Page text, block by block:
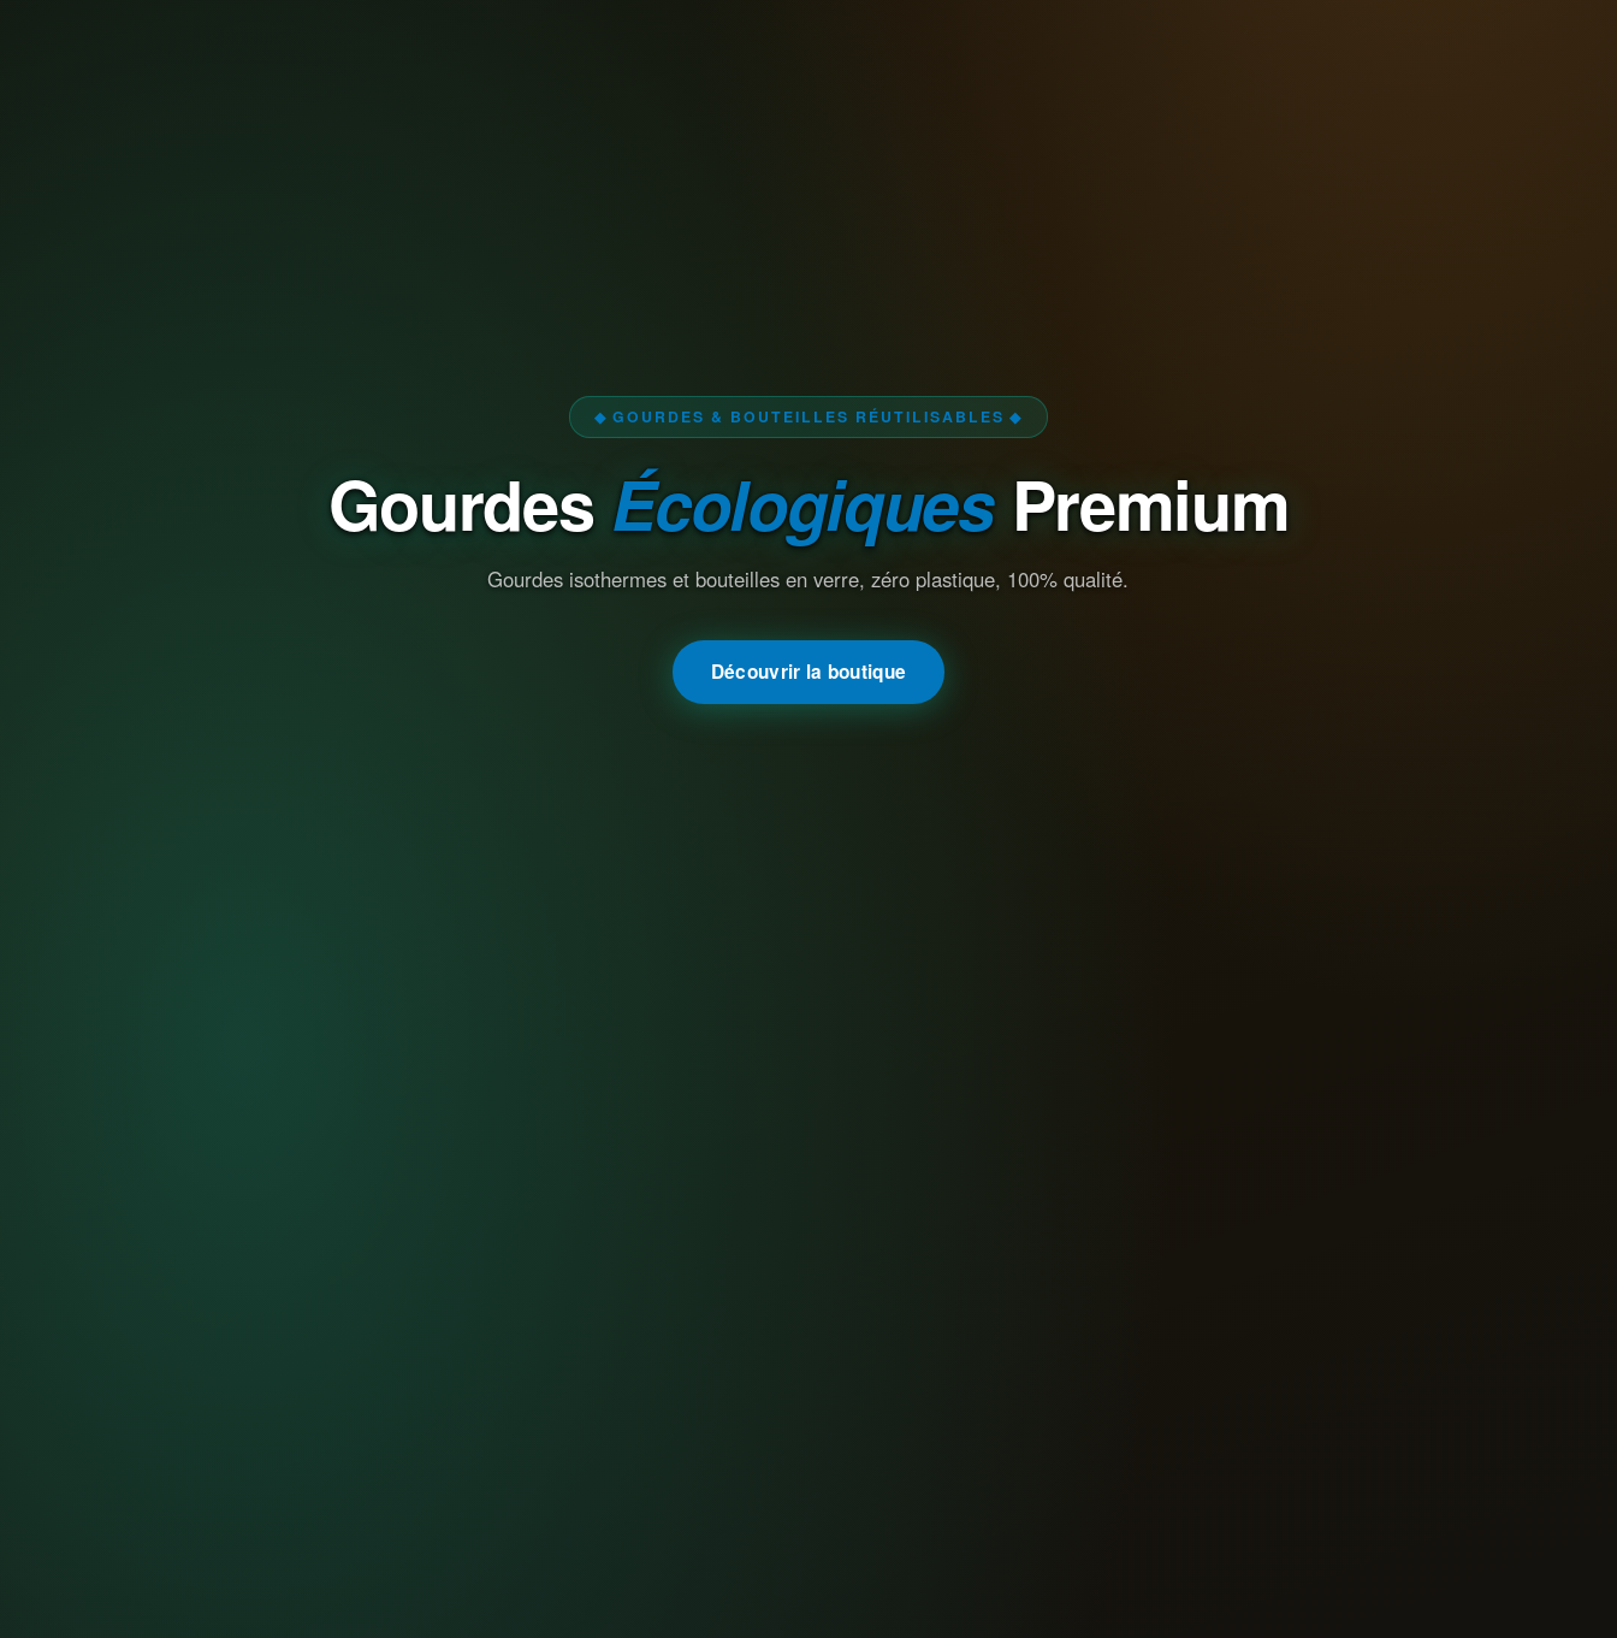
◆ GOURDES & BOUTEILLES RÉUTILISABLES ◆
Gourdes ÉcologiquesPremium
Gourdes isothermes et bouteilles en verre, zéro plastique, 100% qualité.
Découvrir la boutique